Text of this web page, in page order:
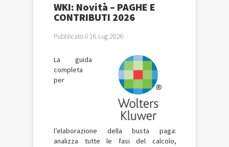
WKI: Novità – PAGHE E
CONTRIBUTI 2026
Pubblicato il 16 Lug 2026
La guida
completa
per
l’elaborazione della busta paga:
analizza tutte le fasi del calcolo,